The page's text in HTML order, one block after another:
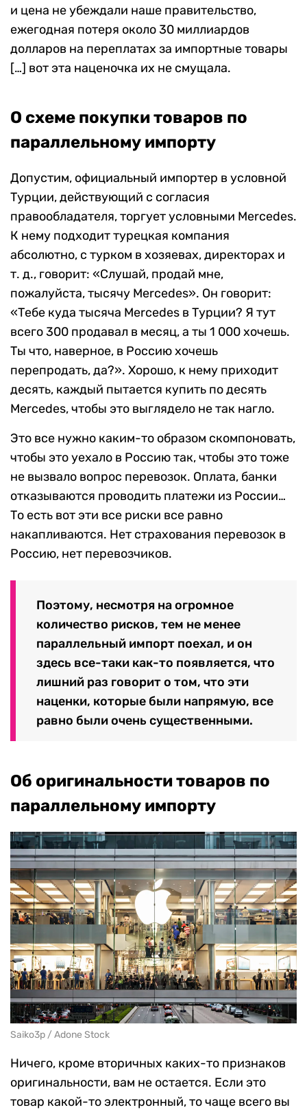
и цена не убеждали наше правительство,
ежегодная потеря около 30 миллиардов
долларов на переплатах за импортные товары
[…] вот эта наценочка их не смущала.
О схеме покупки товаров по
параллельному импорту
Допустим, официальный импортер в условной
Турции, действующий с согласия
правообладателя, торгует условными Mercedes.
К нему подходит турецкая компания
абсолютно, с турком в хозяевах, директорах и
т. д., говорит: «Слушай, продай мне,
пожалуйста, тысячу Mercedes». Он говорит:
«Тебе куда тысяча Mercedes в Турции? Я тут
всего 300 продавал в месяц, а ты 1 000 хочешь.
Ты что, наверное, в Россию хочешь
перепродать, да?». Хорошо, к нему приходит
десять, каждый пытается купить по десять
Mercedes, чтобы это выглядело не так нагло.
Это все нужно каким-то образом скомпоновать,
чтобы это уехало в Россию так, чтобы это тоже
не вызвало вопрос перевозок. Оплата, банки
отказываются проводить платежи из России…
То есть вот эти все риски все равно
накапливаются. Нет страхования перевозок в
Россию, нет перевозчиков.
Поэтому, несмотря на огромное
количество рисков, тем не менее
параллельный импорт поехал, и он
здесь все-таки как-то появляется, что
лишний раз говорит о том, что эти
наценки, которые были напрямую, все
равно были очень существенными.
Об оригинальности товаров по
параллельному импорту
Saiko3p / Adone Stock
Ничего, кроме вторичных каких-то признаков
оригинальности, вам не остается. Если это
товар какой-то электронный, то чаще всего вы